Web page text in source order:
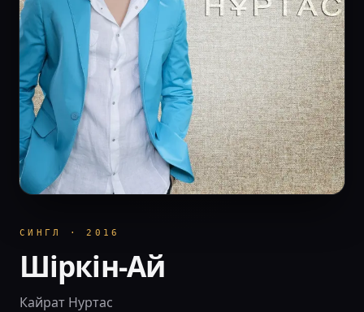
СИНГЛ ·2016
Шіркін-Ай
Кайрат Нуртас